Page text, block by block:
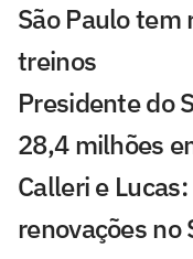
São Paulo tem
treinos
Presidente do
28,4 milhões
Calleri e
renovações no